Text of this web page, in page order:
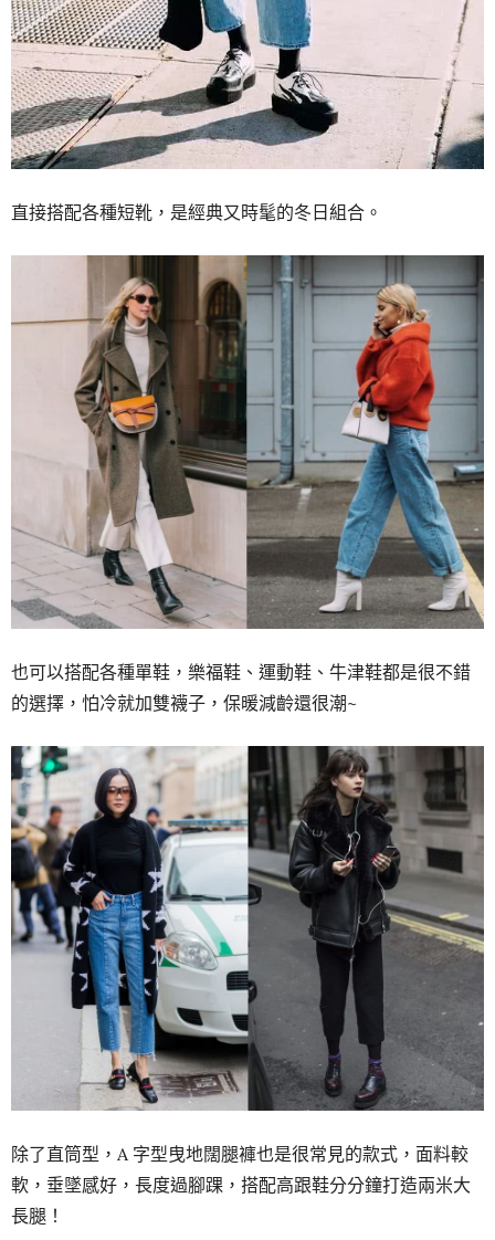
直接搭配各種短靴，是經典又時髦的冬日組合。
也可以搭配各種單鞋，樂福鞋、運動鞋、牛津鞋都是很不錯
的選擇，怕冷就加雙襪子，保暖減齡還很潮~
除了直筒型，A 字型曳地闊腿褲也是很常見的款式，面料較
軟，垂墜感好，長度過腳踝，搭配高跟鞋分分鐘打造兩米大
長腿！